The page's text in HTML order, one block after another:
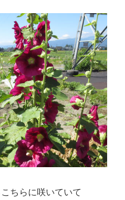
ちらに咲いていて